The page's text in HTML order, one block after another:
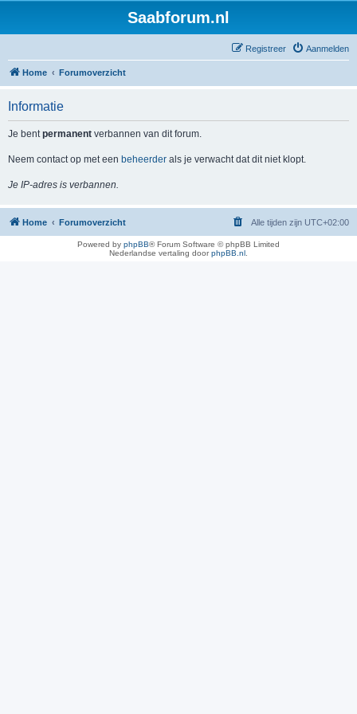
Saabforum.nl
Aanmelden
Registreer
Home Forumoverzicht
Informatie
Je bentpermanent verbannen van dit forum.
Neem contact op met een beheerder als je verwacht dat dit niet klopt.
Je IP-adres is verbannen.
Home Forumoverzicht Alle tijden zijn UTC+02:00
Powered by phpBB® Forum Software © phpBB Limited
Nederlandse vertaling doorphpBB.nl